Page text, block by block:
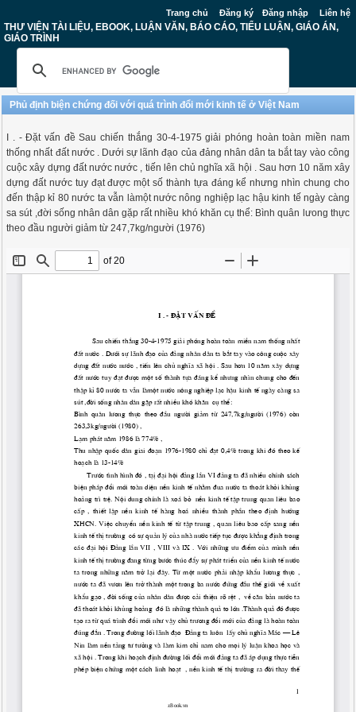
Trang chủ Đăng ký Đăng nhập Liên hệ
THƯ VIỆN TÀI LIỆU, EBOOK, LUẬN VĂN, BÁO CÁO, TIỂU LUẬN, GIÁO ÁN,
GIÁO TRÌNH
Phủ định biện chứng đối với quá trình đổi mới kinh tế ở Việt Nam
I . - Đặt vấn đề Sau chiến thắng 30-4-1975 giải phóng hoàn toàn miền nam
thống nhất đất nước . Dưới sự lãnh đạo của đảng nhân dân ta bắt tay vào công
cuộc xây dựng đất nước nước , tiến lên chủ nghĩa xã hội . Sau hơn 10 năm xây
dựng đất nước tuy đạt được một số thành tựa đáng kể nhưng nhìn chung cho
đến thập kỉ 80 nước ta vẫn làmột nước nông nghiệp lạc hậu kinh tế ngày càng
sa sút ,đời sống nhân dân gặp rất nhiều khó khăn cụ thể: Bình quân lưong thực
theo đầu người giảm từ 247,7kg/người (1976)